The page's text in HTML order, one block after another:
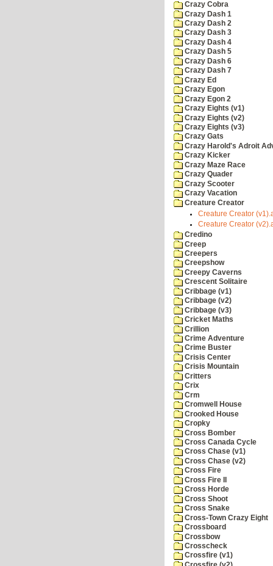
Crazy Cobra
Crazy Dash 1
Crazy Dash 2
Crazy Dash 3
Crazy Dash 4
Crazy Dash 5
Crazy Dash 6
Crazy Dash 7
Crazy Ed
Crazy Egon
Crazy Egon 2
Crazy Eights (v1)
Crazy Eights (v2)
Crazy Eights (v3)
Crazy Gats
Crazy Harold's Adroit
Crazy Kicker
Crazy Maze Race
Crazy Quader
Crazy Scooter
Crazy Vacation
Creature Creator
Creature Creator
Creature Creator
Credino
Creep
Creepers
Creepshow
Creepy Caverns
Crescent Solitaire
Cribbage (v1)
Cribbage (v2)
Cribbage (v3)
Cricket Maths
Crillion
Crime Adventure
Crime Buster
Crisis Center
Crisis Mountain
Critters
Crix
Crm
Cromwell House
Crooked House
Cropky
Cross Bomber
Cross Canada Cycle
Cross Chase (v1)
Cross Chase (v2)
Cross Fire
Cross Fire II
Cross Horde
Cross Shoot
Cross Snake
Cross-Town Crazy Eight
Crossboard
Crossbow
Crosscheck
Crossfire (v1)